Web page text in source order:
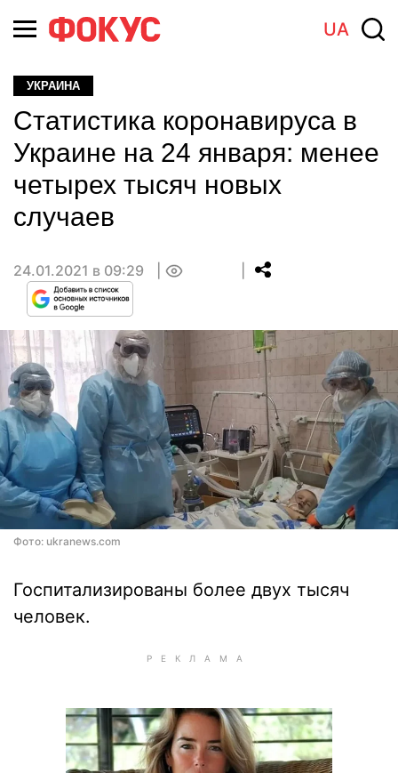
UA
УКРАИНА
Статистика коронавируса в
Украине на 24 января: менее
четырех тысяч новых
случаев
24.01.2021 в 09:29
Фото: ukranews.com
Госпитализированы более двух тысяч
человек.